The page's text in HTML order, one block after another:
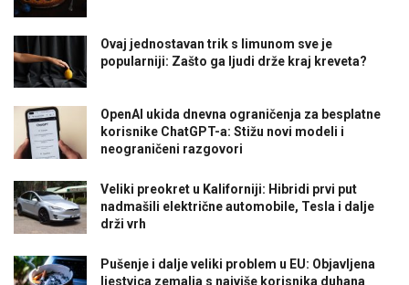
Ovaj jednostavan trik s limunom sve je
popularniji: Zašto ga ljudi drže kraj kreveta?
OpenAI ukida dnevna ograničenja za besplatne
korisnike ChatGPT-a: Stižu novi modeli i
neograničeni razgovori
Veliki preokret u Kaliforniji: Hibridi prvi put
nadmašili električne automobile, Tesla i dalje
drži vrh
Pušenje i dalje veliki problem u EU: Objavljena
ljestvica zemalja s najviše korisnika duhana